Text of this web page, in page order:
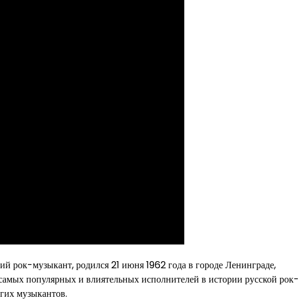
рок-музыкант, родился 21 июня 1962 года в городе Ленинграде,
популярных и влиятельных исполнителей в истории русской рок-
музыкантов.